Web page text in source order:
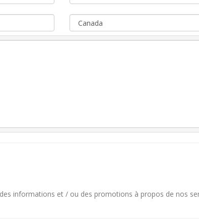
informations et / ou des promotions à propos de nos